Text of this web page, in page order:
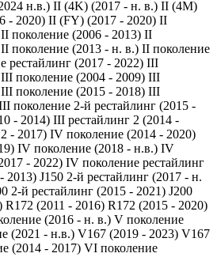
н.в.) II (4K) (2017 - н. в.) II (4M)
- 2020) II (FY) (2017 - 2020) II
II поколение (2006 - 2013) II
II поколение (2013 - н. в.) II поколение
рестайлинг (2017 - 2022) III
III поколение (2004 - 2009) III
III поколение (2015 - 2018) III
поколение 2-й рестайлинг (2015 -
- 2014) III рестайлинг 2 (2014 -
- 2017) IV поколение (2014 - 2020)
IV поколение (2018 - н.в.) IV
- 2022) IV поколение рестайлинг
2013) J150 2-й рестайлинг (2017 - н.
2-й рестайлинг (2015 - 2021) J200
R172 (2011 - 2016) R172 (2015 - 2020)
(2016 - н. в.) V поколение
(2021 - н.в.) V167 (2019 - 2023) V167
(2014 - 2017) VI поколение